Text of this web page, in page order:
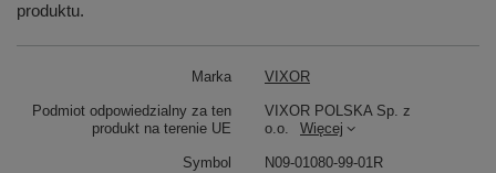
produktu.
Marka VIXOR
Podmiot odpowiedzialny za ten
produkt na terenie UE
VIXOR POLSKA Sp. z
o.o.
Więcej
Symbol N09-01080-99-01R